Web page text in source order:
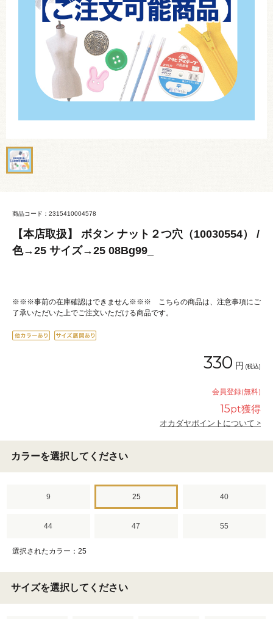
商品コード：2315410004578
【本店取扱】 ボタン ナット２つ穴（10030554） /
色→25 サイズ→25 08Bg99_
※※※事前の在庫確認はできません※※※ こちらの商品は、注意事項にご
了承いただいた上でご注文いただける商品です。
330 円 (税込)
会員登録(無料)
15pt獲得
オカダヤポイントについて >
カラーを選択してください
9 25 40
44 47 55
選択されたカラー：25
サイズを選択してください